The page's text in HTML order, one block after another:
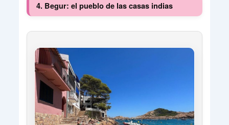
4. Begur: el pueblo de las casas indias